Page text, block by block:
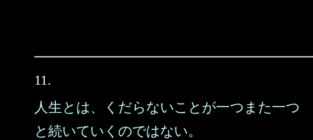
11.
人生とは、くだらないことが一つまた一つ
と続いていくのではない。